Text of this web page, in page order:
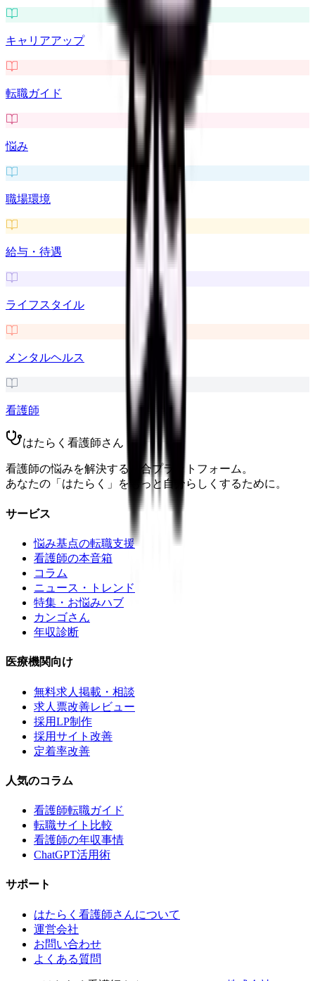
キャリアアップ
転職ガイド
悩み
職場環境
給与・待遇
ライフスタイル
メンタルヘルス
看護師
はたらく看護師さん
看護師の悩みを解決する総合プラットフォーム。
あなたの「はたらく」をもっと自分らしくするために。
サービス
悩み基点の転職支援
看護師の本音箱
コラム
ニュース・トレンド
特集・お悩みハブ
カンゴさん
年収診断
医療機関向け
無料求人掲載・相談
求人票改善レビュー
採用LP制作
採用サイト改善
定着率改善
人気のコラム
看護師転職ガイド
転職サイト比較
看護師の年収事情
ChatGPT活用術
サポート
はたらく看護師さんについて
運営会社
お問い合わせ
よくある質問